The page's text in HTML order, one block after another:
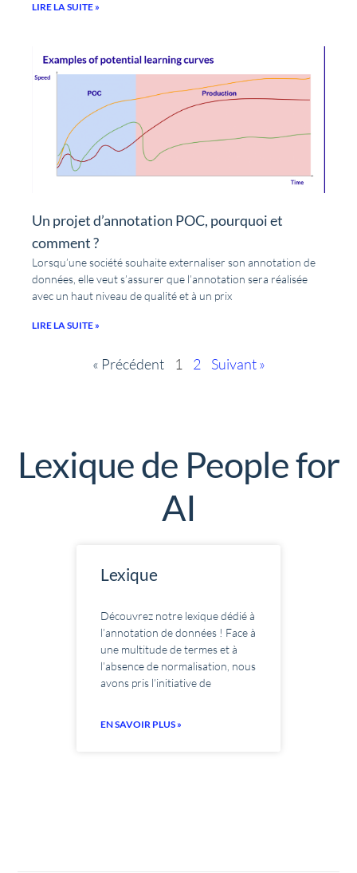
LIRE LA SUITE »
Un projet d’annotation POC, pourquoi et
comment ?
Lorsqu’une société souhaite externaliser son annotation de
données, elle veut s’assurer que l’annotation sera réalisée
avec un haut niveau de qualité et à un prix
LIRE LA SUITE »
« Précédent 1 2 Suivant »
Lexique de People for
AI
Lexique
Découvrez notre lexique dédié à
l’annotation de données ! Face à
une multitude de termes et à
l’absence de normalisation, nous
avons pris l’initiative de
EN SAVOIR PLUS »